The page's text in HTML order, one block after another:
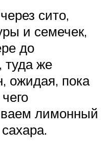
сито,
и семечек,
до
туда же
ожидая, пока
лимонный